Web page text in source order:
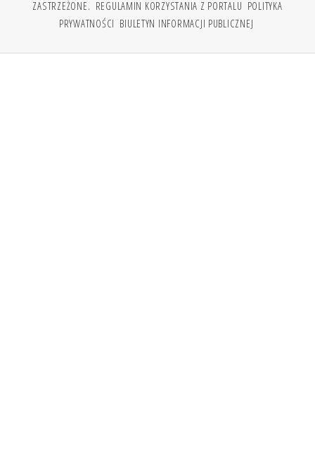
ZASTRZEŻONE. REGULAMIN KORZYSTANIA Z PORTALU POLITYKA
PRYWATNOŚCI BIULETYN INFORMACJI PUBLICZNEJ